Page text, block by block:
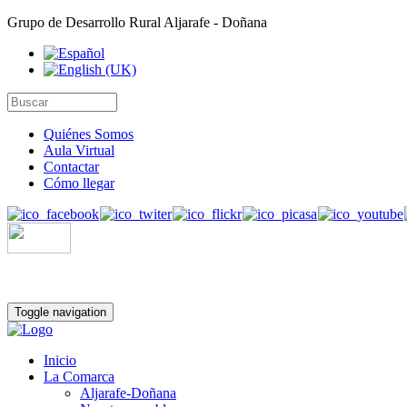
Grupo de Desarrollo Rural Aljarafe - Doñana
Quiénes Somos
Aula Virtual
Contactar
Cómo llegar
Toggle navigation
Inicio
La Comarca
Aljarafe-Doñana